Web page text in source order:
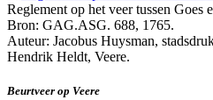
Reglement op het veer tussen Goes
Bron: GAG.ASG. 688, 1765.
Auteur: Jacobus Huysman,
Hendrik Heldt, Veere.
Beurtveer op Veere